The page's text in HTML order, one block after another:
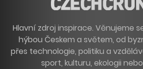
Hlavní zdroj inspirace. Věnujeme
hýbou Českem a světem, od
přes technologie, politiku a
sport, kulturu, ekologii